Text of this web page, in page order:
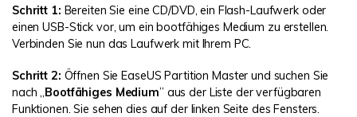
Schritt 1: Bereiten Sie eine CD/DVD, ein Flash-Laufwerk oder
einen USB-Stick vor, um ein bootfähiges Medium zu erstellen.
Verbinden Sie nun das Laufwerk mit Ihrem PC.
Schritt 2: Öffnen Sie EaseUS Partition Master und suchen Sie
nach „Bootfähiges Medium” aus der Liste der verfügbaren
Funktionen. Sie sehen dies auf der linken Seite des Fensters.